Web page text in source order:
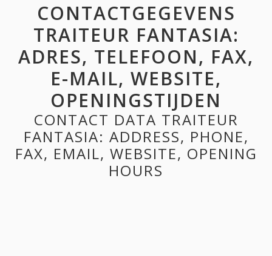
CONTACTGEGEVENS
TRAITEUR FANTASIA:
ADRES, TELEFOON, FAX,
E-MAIL, WEBSITE,
OPENINGSTIJDEN
CONTACT DATA TRAITEUR
FANTASIA: ADDRESS, PHONE,
FAX, EMAIL, WEBSITE, OPENING
HOURS